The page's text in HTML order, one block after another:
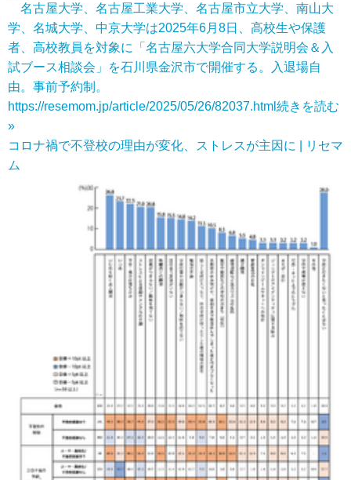
名古屋大学、名古屋工業大学、名古屋市立大学、南山大
学、名城大学、中京大学は2025年6月8日、高校生や保護
者、高校教員を対象に「名古屋六大学合同大学説明会＆入
試ブース相談会」を石川県金沢市で開催する。入退場自
由。事前予約制。
https://resemom.jp/article/2025/05/26/82037.html 続きを読む
»
コロナ禍で不登校の理由が変化、ストレスが主因に | リセマ
ム